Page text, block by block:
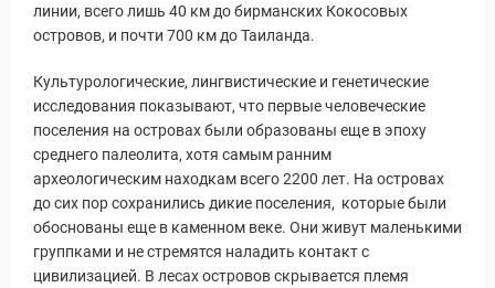
линии, всего лишь 40 км до бирманских Кокосовых
островов, и почти 700 км до Таиланда.
Культурологические, лингвистические и генетические
исследования показывают, что первые человеческие
поселения на островах были образованы еще в эпоху
среднего палеолита, хотя самым ранним
археологическим находкам всего 2200 лет. На островах
до сих пор сохранились дикие поселения, которые были
обоснованы еще в каменном веке. Они живут маленькими
группками и не стремятся наладить контакт с
цивилизацией. В лесах островов скрывается племя